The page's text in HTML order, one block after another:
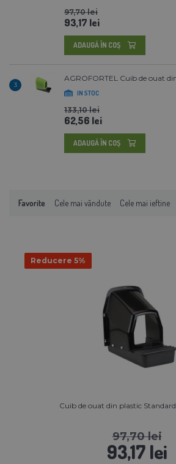
97,70 lei
93,17 lei
ADAUGĂ ÎN COŞ
3
AGROFORTEL Cuib de ouat
IN STOC
133,10 lei
62,56 lei
ADAUGĂ ÎN COŞ
Favorite Cele mai vândute Cele mai ieftine
Reducere 5%
Cuib de ouat din plastic Standard
97,70 lei
93,17 lei